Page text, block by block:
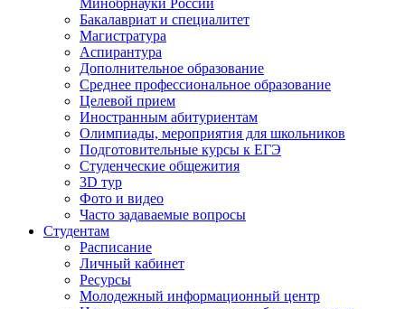
Минобрнауки России
Бакалавриат и специалитет
Магистратура
Аспирантура
Дополнительное образование
Среднее профессиональное образование
Целевой прием
Иностранным абитуриентам
Олимпиады, мероприятия для школьников
Подготовительные курсы к ЕГЭ
Студенческие общежития
3D тур
Фото и видео
Часто задаваемые вопросы
Студентам
Расписание
Личный кабинет
Ресурсы
Молодежный информационный центр